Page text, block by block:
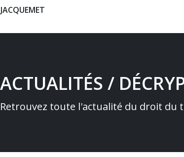
ACTUALITÉS /
Retrouvez toute l'actualité du droit du